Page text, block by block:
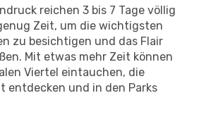
reichen 3 bis 7 Tage völlig
Zeit, um die wichtigsten
zu besichtigen und das Flair
Mit etwas mehr Zeit können
Viertel eintauchen, die
entdecken und in den Parks